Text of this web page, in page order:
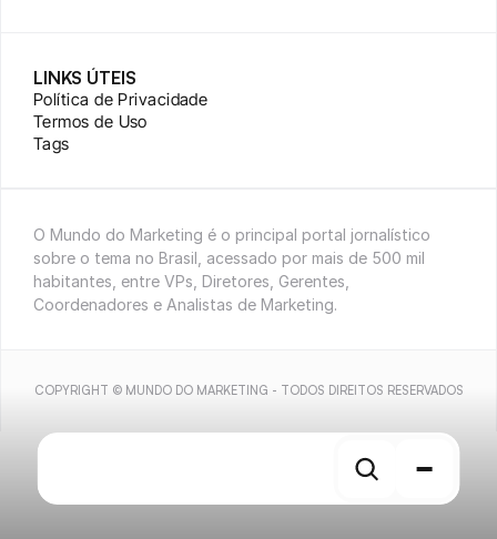
LINKS ÚTEIS
Política de Privacidade
Termos de Uso
Tags
O Mundo do Marketing é o principal portal jornalístico
sobre o tema no Brasil, acessado por mais de 500 mil
habitantes, entre VPs, Diretores, Gerentes,
Coordenadores e Analistas de Marketing.
COPYRIGHT © MUNDO DO MARKETING - TODOS DIREITOS RESERVADOS